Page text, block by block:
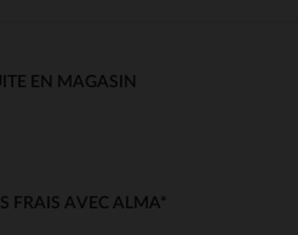
EN MAGASIN
FRAIS AVEC ALMA*